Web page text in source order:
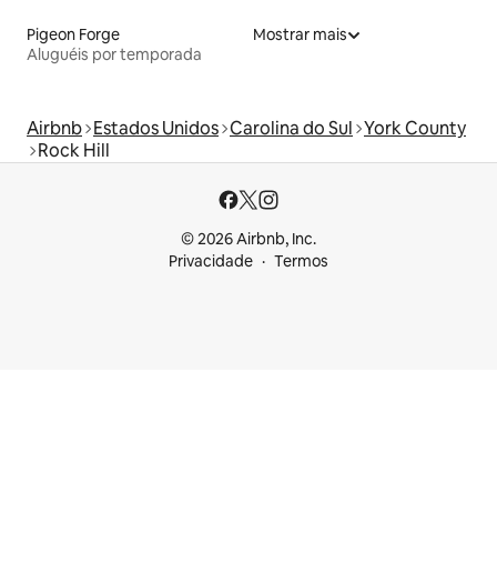
Pigeon Forge
Aluguéis por temporada
Mostrar mais
Airbnb Estados Unidos Carolina do Sul York County
Rock Hill
© 2026 Airbnb, Inc.
Privacidade
Termos